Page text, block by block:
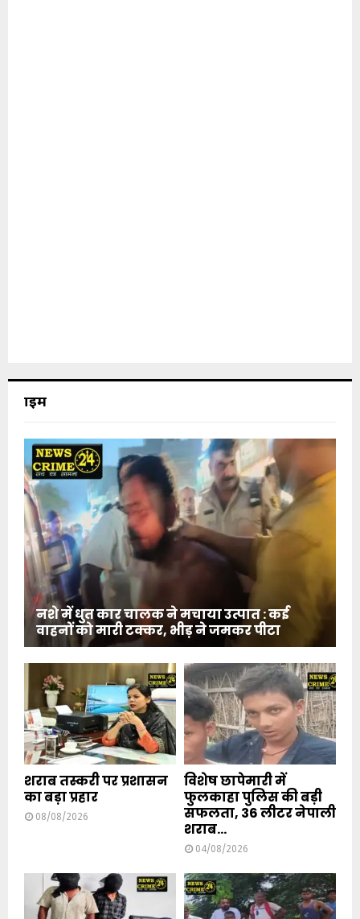
क्राइम
नशे में धुत कार चालक ने मचाया उत्पात : कई
वाहनों को मारी टक्कर, भीड़ ने जमकर पीटा
शराब तस्करी पर प्रशासन
का बड़ा प्रहार
08/08/2026
विशेष छापेमारी में
फुलकाहा पुलिस की बड़ी
सफलता, 36 लीटर नेपाली
शराब...
04/08/2026